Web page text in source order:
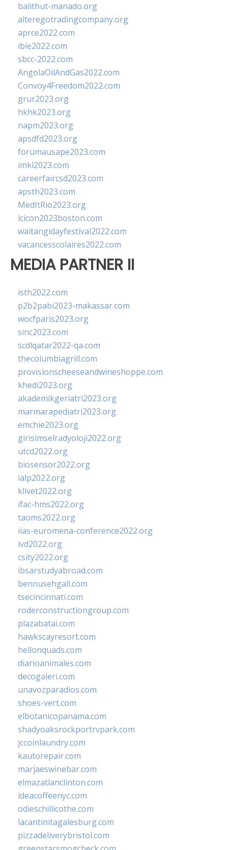
balithut-manado.org
alteregotradingcompany.org
aprce2022.com
ibie2022.com
sbcc-2022.com
AngolaOilAndGas2022.com
Convoy4Freedom2022.com
grur2023.org
hkhk2023.org
napm2023.org
apsdfd2023.org
forumausape2023.com
imkl2023.com
careerfaircsd2023.com
apsth2023.com
MedItRio2023.org
lcicon2023boston.com
waitangidayfestival2022.com
vacancesscolaires2022.com
MEDIA PARTNER II
isth2022.com
p2b2pabi2023-makassar.com
wocfparis2023.org
sinc2023.com
scdlqatar2022-qa.com
thecolumbiagrill.com
provisionscheeseandwineshoppe.com
khedi2023.org
akademikgeriatri2023.org
marmarapediatri2023.org
emchie2023.org
girisimselradyoloji2022.org
utcd2022.org
biosensor2022.org
ialp2022.org
klivet2022.org
ifac-hms2022.org
taoms2022.org
iias-euromena-conference2022.org
ivd2022.org
csity2022.org
ibsarstudyabroad.com
bennusehgall.com
tsecincinnati.com
roderconstructiongroup.com
plazabatai.com
hawkscayresort.com
hellonquads.com
diarioanimales.com
decogaleri.com
unavozparadios.com
shoes-vert.com
elbotanicopanama.com
shadyoaksrockportrvpark.com
jccoinlaundry.com
kautorepair.com
marjaeswinebar.com
elmazatlanclinton.com
ideacoffeenyc.com
odieschillicothe.com
lacantinitagalesburg.com
pizzadeliverybristol.com